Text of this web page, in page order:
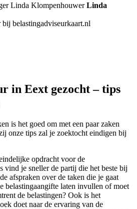
Linda
bij belastingadviseurkaart.nl
in Eext gezocht – tips
is het goed om met een paar zaken
onze tips zal je zoektocht eindigen bij
opdracht voor de
vind je sneller de partij die het beste bij
afspraken over de taken die je gaat
belastingaangifte laten invullen of moet
de belastingen? Ook is het
doet naar de ervaring van de